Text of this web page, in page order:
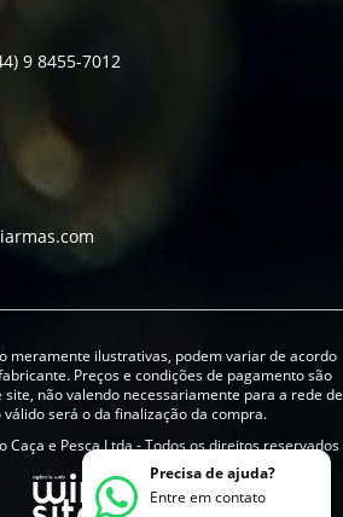
9 8455-7012
meramente ilustrativas, podem variar de acordo
Preços e condições de pagamento são
não valendo necessariamente para a rede de
válido será o da finalização da compra.
e Pesca Ltda - Todos os direitos reservados
Precisa de ajuda?
Entre em contato